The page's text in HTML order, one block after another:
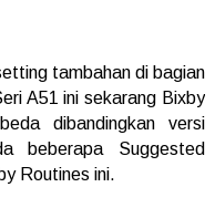
tambahan di bagian
A51 ini sekarang Bixby
dibandingkan versi
beberapa Suggested
Routines ini.